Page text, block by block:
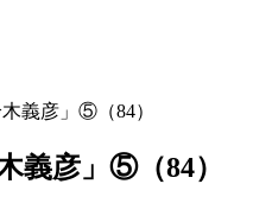
義彦」⑤（84）
義彦」⑤（84）